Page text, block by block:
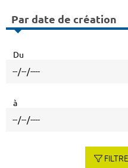
Par date de création
Du
à